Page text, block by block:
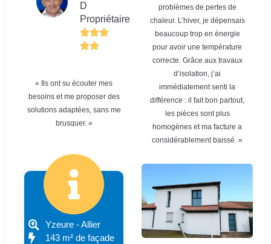
D
Propriétaire
« Ils ont su écouter mes
besoins et me proposer des
solutions adaptées, sans me
brusquer. »
Yzeure - Allier
143 m² de façade
problèmes de pertes de
chaleur. L’hiver, je dépensais
beaucoup trop en énergie
pour avoir une température
correcte. Grâce aux travaux
d’isolation, j’ai
immédiatement senti la
différence : il fait bon partout,
les pièces sont plus
homogènes et ma facture a
considérablement baissé. »